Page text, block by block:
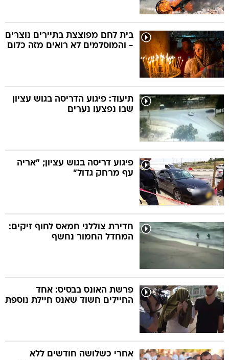
בית לחם מפוצצת בתיירים נוצרים
- והמוסלמים לא רואים מזה כלום
תיעוד: פיגוע הדריסה בגוש עציון
שבו נפצעו נערים
פיגוע דריסה בגוש עציון; "אריה
עף מרחק גדול"
חדירת צוללני חמאס לחוף זיקים:
המחדל החמור נחשף
פרשת האונס בבסיס: אחד
החיילים חשוד שאנס חיילת נוספת
אחרי כשלושה חודשים ללא